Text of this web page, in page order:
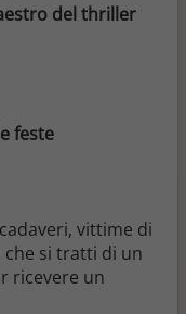
del thriller
feste
vittime di
che si tratti di un
ricevere un